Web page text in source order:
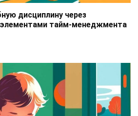
дисциплину через
тайм-менеджмента